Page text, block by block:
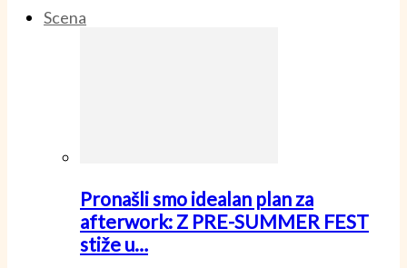
Scena
Pronašli smo idealan plan za
afterwork: Z PRE-SUMMER FEST
stiže u…